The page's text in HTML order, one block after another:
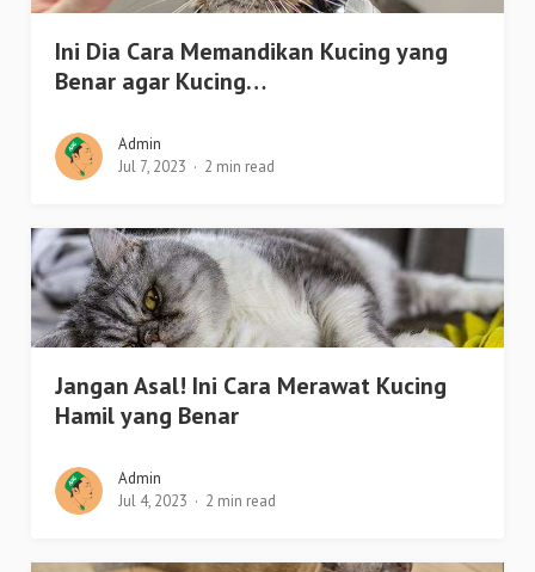
Ini Dia Cara Memandikan Kucing yang
Benar agar Kucing…
Admin
Jul 7, 2023
2 min read
Jangan Asal! Ini Cara Merawat Kucing
Hamil yang Benar
Admin
Jul 4, 2023
2 min read